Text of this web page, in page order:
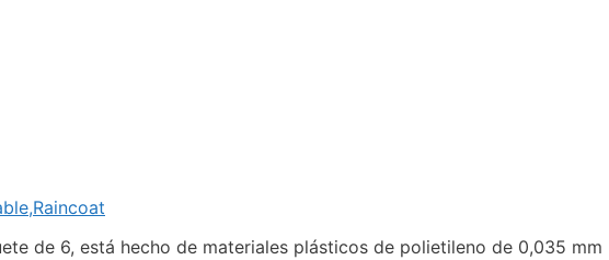
de 6, está hecho de materiales plásticos de polietileno de 0,035 mm